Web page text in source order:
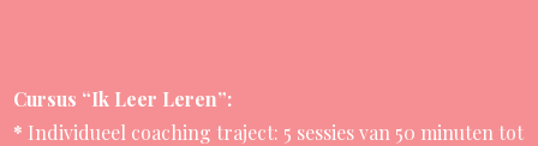
Cursus “Ik Leer Leren”:
* Individueel coaching traject: 5 sessies van 50 minuten tot